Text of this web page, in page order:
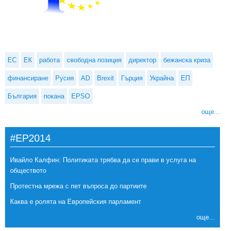
ЕС ЕК работа свободна позиция директор бежанска криза
финансиране Русия AD Brexit Гърция Украйна ЕП
България покана EPSO
още...
#EP2014
Ивайло Калфин: Политиката трябва да се прави в услуга на
обществото
Протестна мрежа с пет въпроса до партиите
Каква е ролята на Европейския парламент
още...